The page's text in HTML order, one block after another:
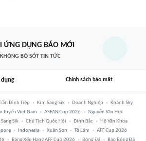
ỨNG DỤNG BÁO MỚI
BỎ SÓT TIN TỨC
Chính sách bảo mật
Đình Tiệp Kim Sang-Sik Doanh Nghiệp
Khánh Sky
Tuyển Việt Nam ASEAN Cup 2026
Nguyễn Văn Hợi
Sik Chủ Tịch Quốc Hội Đình Bắc
Hồ Văn Khoa
Indonesia Xuân Son Tô Lâm
AFF Cup 2026
Bảng Xếp Hạng AFF Cup 2026 Bóng Đá Báo Bóng Đá